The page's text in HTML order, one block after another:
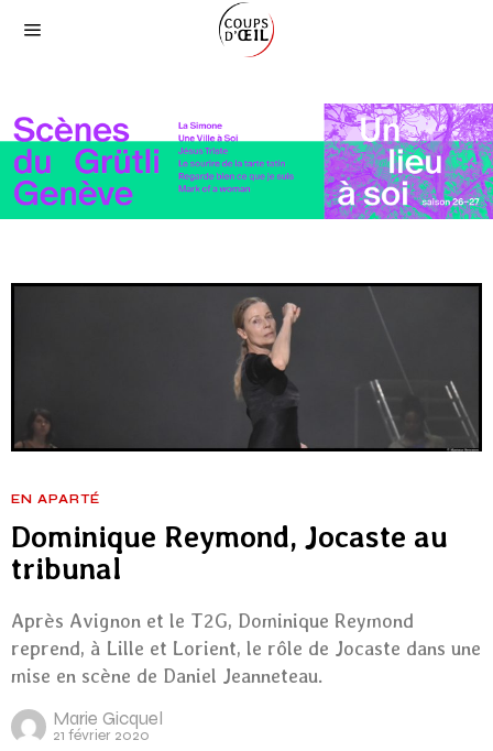
EN APARTÉ
Dominique Reymond, Jocaste au
tribunal
Après Avignon et le T2G, Dominique Reymond
reprend, à Lille et Lorient, le rôle de Jocaste dans une
mise en scène de Daniel Jeanneteau.
Marie Gicquel
21 février 2020